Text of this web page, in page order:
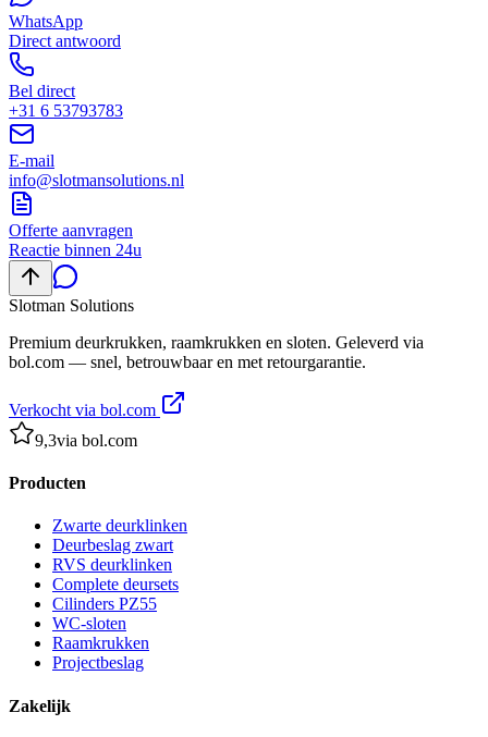
WhatsApp
Direct antwoord
Bel direct
+31 6 53793783
E-mail
info@slotmansolutions.nl
Offerte aanvragen
Reactie binnen 24u
Slotman Solutions
Premium deurkrukken, raamkrukken en sloten. Geleverd via
bol.com — snel, betrouwbaar en met retourgarantie.
Verkocht via bol.com
9,3via bol.com
Producten
Zwarte deurklinken
Deurbeslag zwart
RVS deurklinken
Complete deursets
Cilinders PZ55
WC-sloten
Raamkrukken
Projectbeslag
Zakelijk